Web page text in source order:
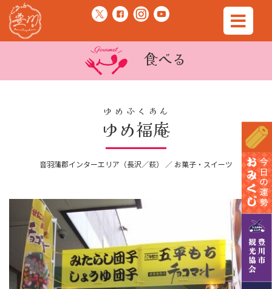
食べる
ゆめ福庵
ゆめふくあん
音羽蒲郡インターエリア（長沢／萩） ／ お菓子・スイーツ